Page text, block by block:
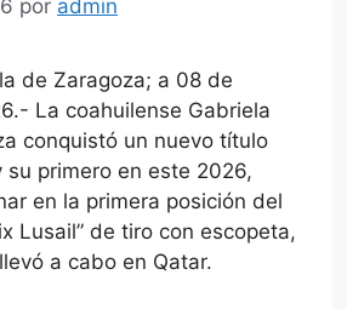
por admin
de Zaragoza; a 08 de
La coahuilense Gabriela
conquistó un nuevo título
su primero en este 2026,
en la primera posición del
Lusail” de tiro con escopeta,
a cabo en Qatar.